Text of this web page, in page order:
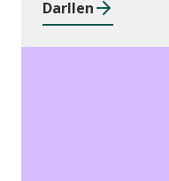
Darllen